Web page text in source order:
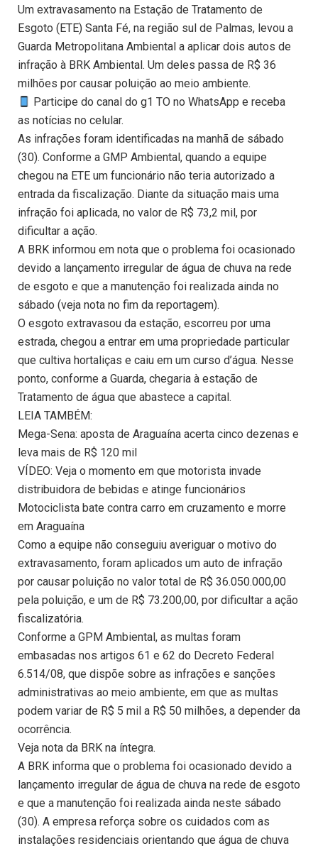
Um extravasamento na Estação de Tratamento de
Esgoto (ETE) Santa Fé, na região sul de Palmas, levou a
Guarda Metropolitana Ambiental a aplicar dois autos de
infração à BRK Ambiental. Um deles passa de R$ 36
milhões por causar poluição ao meio ambiente.
Participe do canal do g1 TO no WhatsApp e receba
as notícias no celular.
As infrações foram identificadas na manhã de sábado
(30). Conforme a GMP Ambiental, quando a equipe
chegou na ETE um funcionário não teria autorizado a
entrada da fiscalização. Diante da situação mais uma
infração foi aplicada, no valor de R$ 73,2 mil, por
dificultar a ação.
A BRK informou em nota que o problema foi ocasionado
devido a lançamento irregular de água de chuva na rede
de esgoto e que a manutenção foi realizada ainda no
sábado (veja nota no fim da reportagem).
O esgoto extravasou da estação, escorreu por uma
estrada, chegou a entrar em uma propriedade particular
que cultiva hortaliças e caiu em um curso d’água. Nesse
ponto, conforme a Guarda, chegaria à estação de
Tratamento de água que abastece a capital.
LEIA TAMBÉM:
Mega-Sena: aposta de Araguaína acerta cinco dezenas e
leva mais de R$ 120 mil
VÍDEO: Veja o momento em que motorista invade
distribuidora de bebidas e atinge funcionários
Motociclista bate contra carro em cruzamento e morre
em Araguaína
Como a equipe não conseguiu averiguar o motivo do
extravasamento, foram aplicados um auto de infração
por causar poluição no valor total de R$ 36.050.000,00
pela poluição, e um de R$ 73.200,00, por dificultar a ação
fiscalizatória.
Conforme a GPM Ambiental, as multas foram
embasadas nos artigos 61 e 62 do Decreto Federal
6.514/08, que dispõe sobre as infrações e sanções
administrativas ao meio ambiente, em que as multas
podem variar de R$ 5 mil a R$ 50 milhões, a depender da
ocorrência.
Veja nota da BRK na íntegra.
A BRK informa que o problema foi ocasionado devido a
lançamento irregular de água de chuva na rede de esgoto
e que a manutenção foi realizada ainda neste sábado
(30). A empresa reforça sobre os cuidados com as
instalações residenciais orientando que água de chuva